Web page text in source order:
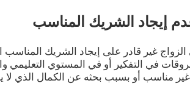
غير قادر على إيجاد الشريك
في التفكير أو في المستوي التعليمي
مناسب أو بسبب بحثه عن الكمال الذي